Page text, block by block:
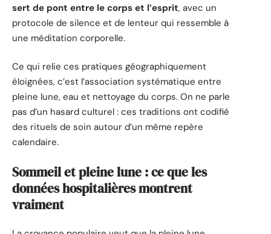
sert de pont entre le corps et l’esprit, avec un
protocole de silence et de lenteur qui ressemble à
une méditation corporelle.
Ce qui relie ces pratiques géographiquement
éloignées, c’est l’association systématique entre
pleine lune, eau et nettoyage du corps. On ne parle
pas d’un hasard culturel : ces traditions ont codifié
des rituels de soin autour d’un même repère
calendaire.
Sommeil et pleine lune : ce que les
données hospitalières montrent
vraiment